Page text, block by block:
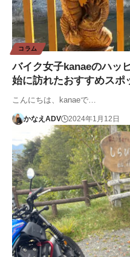
コラム
バイク女子kanaeのハッ
始に訪れたおすすめスポ
こんにちは、kanaeで…
かなえADV 2024年1月12日